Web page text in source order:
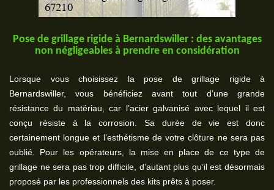
Pose de grillage rigide à Bernardswiller : des avantages
non négligeables à prendre en considération
Lorsque vous choisissez la pose de grillage rigide à
Bernardswiller, vous bénéficiez avant tout d’une grande
résistance du matériau, car l’acier galvanisé avec lequel il est
conçu résiste à la corrosion. Sa durée de vie est donc
certainement longue et l’esthétisme de votre clôture ne sera pas
oublié. Pour les opérateurs, la mise en place de ce type de
grillage ne sera pas trop difficile, d’autant plus qu’il est désormais
proposé par les professionnels des kits prêts à poser.